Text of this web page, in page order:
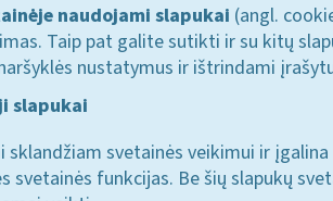
naudojami slapukai (angl.
Taip pat galite sutikti ir su kitų
nustatymus ir ištrindami
slapukai
sklandžiam svetainės veikimui ir įgalina
svetainės funkcijas. Be šių slapukų